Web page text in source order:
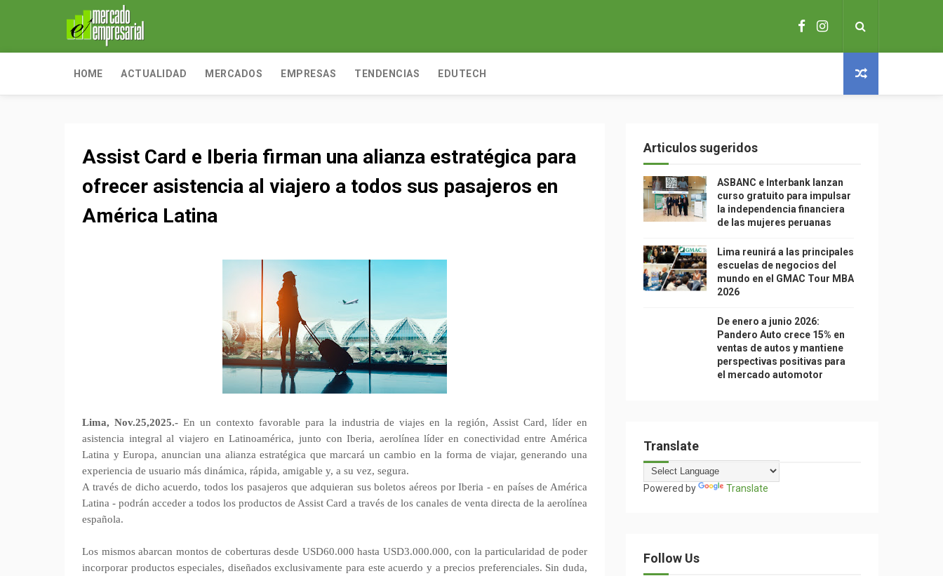
HOME ACTUALIDAD MERCADOS EMPRESAS TENDENCIAS EDUTECH
Assist Card e Iberia firman una alianza estratégica para
ofrecer asistencia al viajero a todos sus pasajeros en
América Latina
Lima, Nov.25,2025.-En un contexto favorable para la industria de viajes en la región, Assist Card, líder en
asistencia integral al viajero en Latinoamérica, junto con Iberia, aerolínea líder en conectividad entre América
Latina y Europa, anuncian una alianza estratégica que marcará un cambio en la forma de viajar, generando una
experiencia de usuario más dinámica, rápida, amigable y, a su vez, segura.
A través de dicho acuerdo, todos los pasajeros que adquieran sus boletos aéreos por Iberia - en países de América
Latina - podrán acceder a todos los productos de Assist Card a través de los canales de venta directa de la aerolínea
española.
Los mismos abarcan montos de coberturas desde USD60.000 hasta USD3.000.000, con la particularidad de poder
incorporar productos especiales, diseñados exclusivamente para este acuerdo y a precios preferenciales. Sin duda,
Articulos sugeridos
ASBANC e Interbank lanzan
curso gratuito para impulsar
la independencia financiera
de las mujeres peruanas
Lima reunirá a las principales
escuelas de negocios del
mundo en el GMAC Tour MBA
2026
De enero a junio 2026:
Pandero Auto crece 15% en
ventas de autos y mantiene
perspectivas positivas para
el mercado automotor
Translate
Powered by Translate
Follow Us